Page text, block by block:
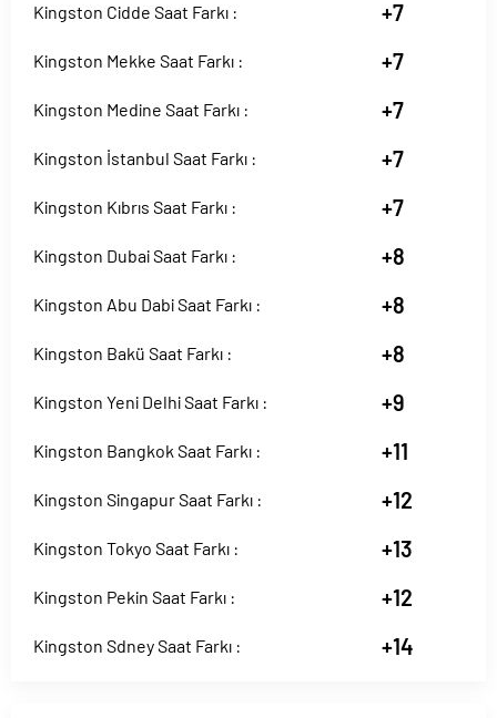
Kingston Cidde Saat Farkı : +7
Kingston Mekke Saat Farkı : +7
Kingston Medine Saat Farkı : +7
Kingston İstanbul Saat Farkı : +7
Kingston Kıbrıs Saat Farkı : +7
Kingston Dubai Saat Farkı : +8
Kingston Abu Dabi Saat Farkı : +8
Kingston Bakü Saat Farkı : +8
Kingston Yeni Delhi Saat Farkı : +9
Kingston Bangkok Saat Farkı : +11
Kingston Singapur Saat Farkı : +12
Kingston Tokyo Saat Farkı : +13
Kingston Pekin Saat Farkı : +12
Kingston Sdney Saat Farkı : +14